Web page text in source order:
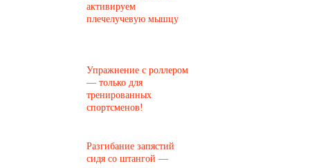
активируем
плечелучевую мышцу
Упражнение с роллером
— только для
тренированных
спортсменов!
Разгибание запястий
сидя со штангой —